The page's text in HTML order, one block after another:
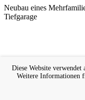
Neubau eines
Tiefgarage
Diese Website verwendet
Weitere Informationen